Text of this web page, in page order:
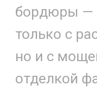
бордюры —
только с
но и с
отделкой